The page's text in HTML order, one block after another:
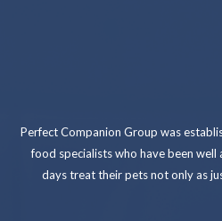
Perfect Companion Group was
food specialists who have been
days treat their pets not only as